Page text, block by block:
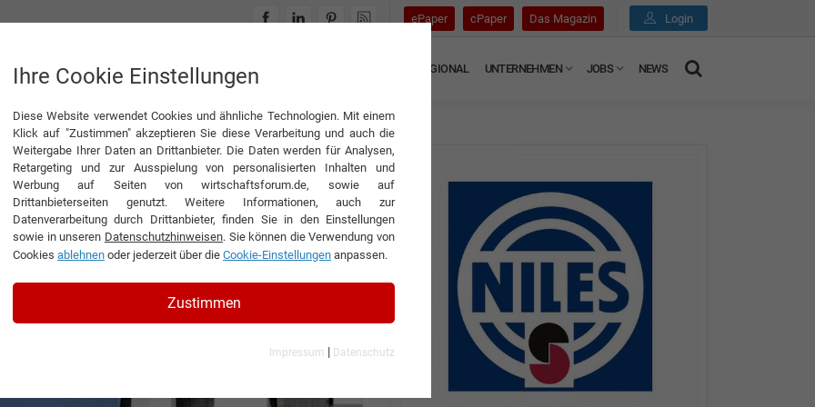
ePaper cPaper Das Magazin Login
INTERVIEWS REGIONAL UNTERNEHMEN JOBS NEWS
zählt
COO der NILES-SIMMONS Industrieanlagen
Ihre Cookie Einstellungen
Diese Website verwendet Cookies und ähnliche Technologien. Mit einem
Klick auf "Zustimmen" akzeptieren Sie diese Verarbeitung und auch die
Weitergabe Ihrer Daten an Drittanbieter. Die Daten werden für Analysen,
Retargeting und zur Ausspielung von personalisierten Inhalten und
Werbung auf Seiten von wirtschaftsforum.de, sowie auf
Drittanbieterseiten genutzt. Weitere Informationen, auch zur
Datenverarbeitung durch Drittanbieter, finden Sie in den Einstellungen
sowie in unseren Datenschutzhinweisen. Sie können die Verwendung von
Cookies ablehnen oder jederzeit über die Cookie-Einstellungen anpassen.
Zustimmen
Impressum | Datenschutz